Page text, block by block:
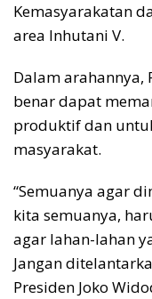
Kemasyarakatan
area Inhutani V.
Dalam arahannya,
benar dapat
produktif dan
masyarakat.
“Semuanya agar
kita semuanya,
agar lahan-lahan
Jangan
Presiden Joko